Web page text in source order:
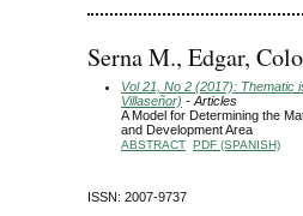
Serna M., Edgar,
Vol 21, No 2 (2017): Thematic
Villaseñor) - Articles
A Model for Determining the
and Development Area
ABSTRACT PDF (SPANISH)
ISSN: 2007-9737